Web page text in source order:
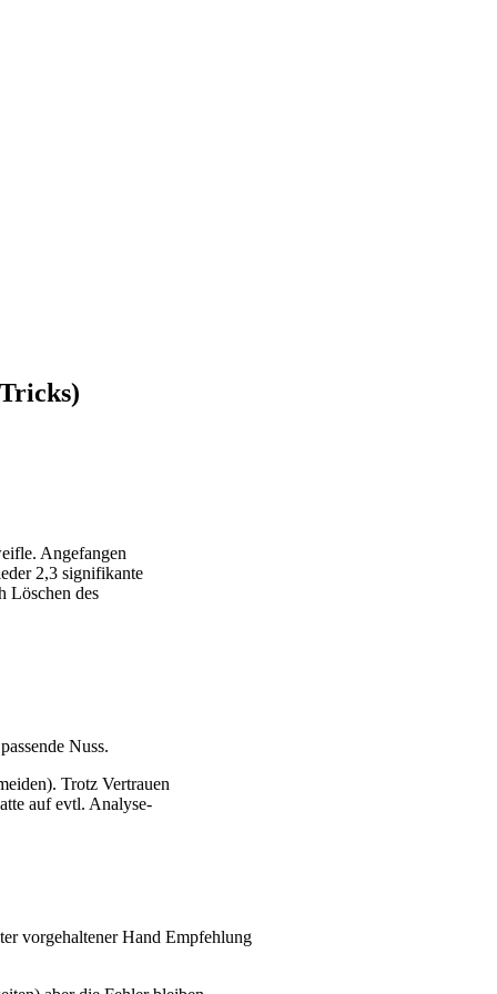
Angefangen
2,3 signifikante
Löschen des
Nuss.
Trotz Vertrauen
auf evtl. Analyse-
vorgehaltener Hand Empfehlung